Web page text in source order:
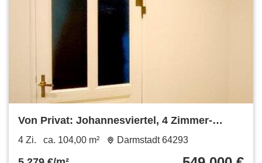
Von Privat: Johannesviertel, 4 Zimmer-
Altbau, 2 Bäder, Balkon
4 Zi. ca. 104,00 m² Darmstadt 64293